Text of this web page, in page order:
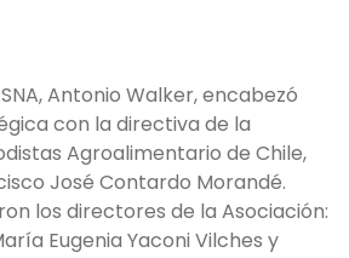
Antonio Walker, encabezó
con la directiva de la
Agroalimentario de Chile,
José Contardo Morandé.
los directores de la Asociación:
Eugenia Yaconi Vilches y